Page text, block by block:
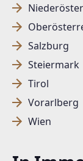
Salzburg
Steiermark
Tirol
Vorarlberg
Wien
Dieser Filter
Sie weitere Filter!